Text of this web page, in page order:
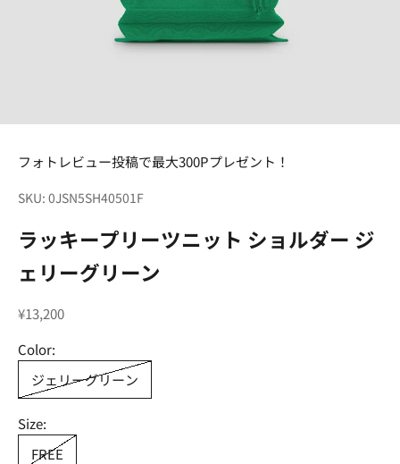
フォトレビュー投稿で最大300Pプレゼント！
SKU: 0JSN5SH40501F
ラッキープリーツニット ショルダー ジ
ェリーグリーン
セール価格
¥13,200
Color:
ジェリーグリーン
Size:
FREE